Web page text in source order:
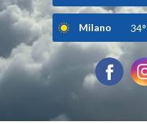
Milano 34°